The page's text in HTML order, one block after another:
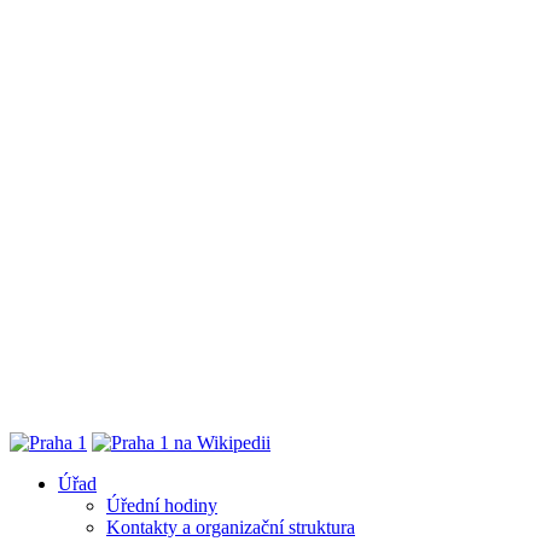
Úřad
Úřední hodiny
Kontakty a organizační struktura